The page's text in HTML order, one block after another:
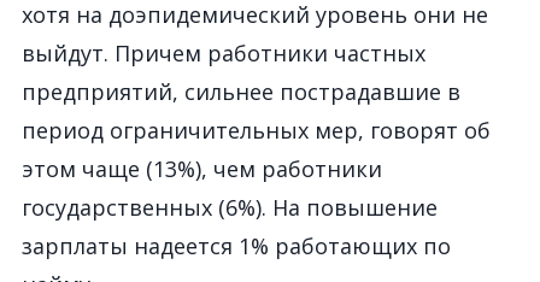
хотя на доэпидемический уровень они не
выйдут. Причем работники частных
предприятий, сильнее пострадавшие в
период ограничительных мер, говорят об
этом чаще (13%), чем работники
государственных (6%). На повышение
зарплаты надеется 1% работающих по